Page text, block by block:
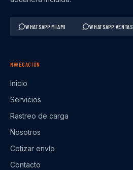
WHATSAPP MIAMI WHATSAPP VENTAS
NAVEGACIÓN
Inicio
Servicios
Rastreo de carga
Nosotros
Cotizar envío
Contacto